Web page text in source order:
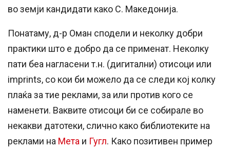
во земји кандидати како С. Македонија.
Понатаму, д-р Оман сподели и неколку добри
практики што е добро да се применат. Неколку
пати беа нагласени т.н. (дигитални) отисоци или
imprints, со кои би можело да се следи кој колку
плаќа за тие реклами, за или против кого се
наменети. Ваквите отисоци би се собирале во
некакви датотеки, слично како библиотеките на
реклами на Мета и Гугл. Како позитивен пример